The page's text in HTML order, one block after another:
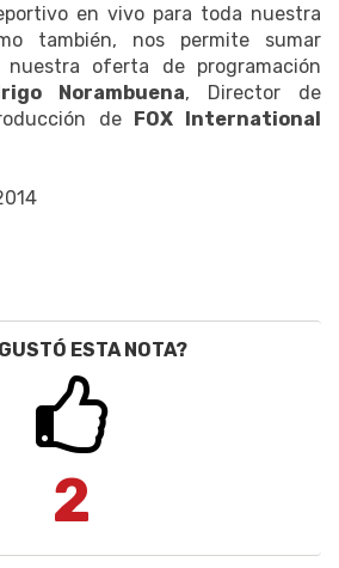
en vivo para toda nuestra
también, nos permite sumar
oferta de programación
Norambuena, Director de
de FOX International
ESTA NOTA?
2